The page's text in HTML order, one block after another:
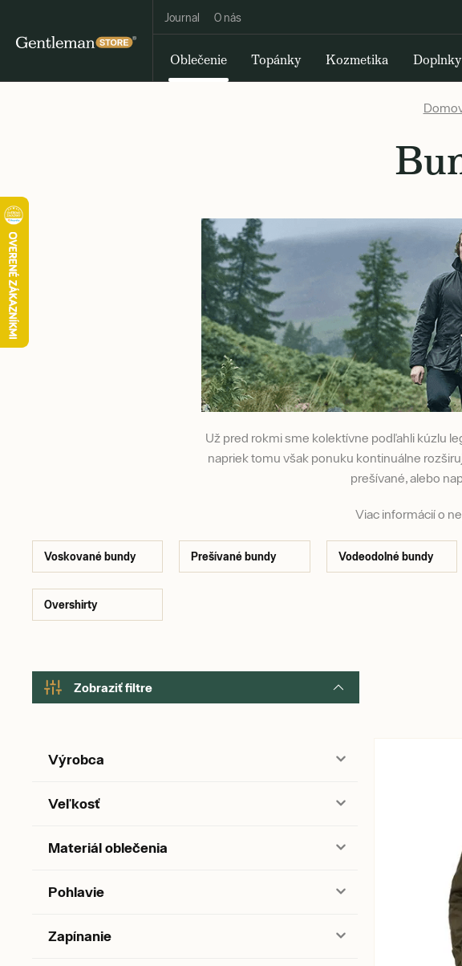
Journal O nás
Oblečenie Topánky Kozmetika Doplnky
Už pred rokmi sme kolektívne podľahli kúzlu
napriek tomu však ponuku kontinuálne
prešívané, alebo
Viac informácií o
Voskované bundy Prešívané bundy Vodeodolné bundy
Overshirty
Zobraziť filtre
Výrobca
Veľkosť
Materiál oblečenia
Pohlavie
Zapínanie